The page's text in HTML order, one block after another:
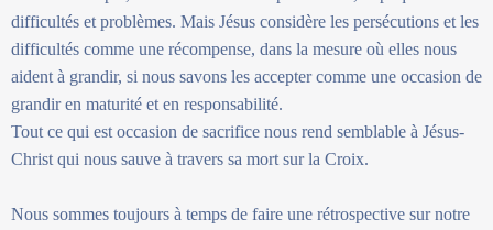
difficultés et problèmes. Mais Jésus considère les persécutions et les
difficultés comme une récompense, dans la mesure où elles nous
aident à grandir, si nous savons les accepter comme une occasion de
grandir en maturité et en responsabilité.
Tout ce qui est occasion de sacrifice nous rend semblable à Jésus-
Christ qui nous sauve à travers sa mort sur la Croix.
Nous sommes toujours à temps de faire une rétrospective sur notre